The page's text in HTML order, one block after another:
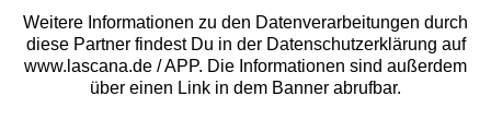
Weitere Informationen zu den Datenverarbeitungen durch
diese Partner findest Du in der Datenschutzerklärung auf
www.lascana.de / APP. Die Informationen sind außerdem
über einen Link in dem Banner abrufbar.